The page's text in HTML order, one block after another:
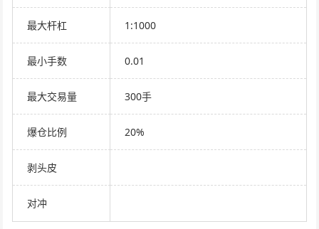
最大杆杠 1:1000
最小手数 0.01
最大交易量 300手
爆仓比例 20%
剥头皮
对冲